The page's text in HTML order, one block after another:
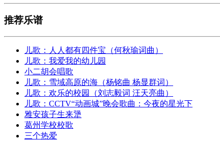
推荐乐谱
儿歌：人人都有四件宝（何秋瑜词曲）
儿歌：我爱我的幼儿园
小二胡会唱歌
儿歌：雪域高原的海（杨铭曲 杨显群词）
儿歌：欢乐的校园（刘志毅词 汪天亮曲）
儿歌：CCTV“动画城”晚会歌曲：今夜的星光下
雅安孩子生来犟
葛州学校校歌
三个热爱